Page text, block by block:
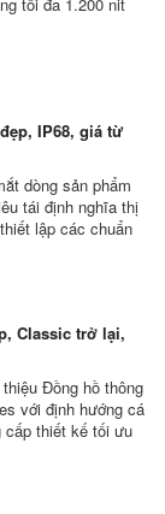
IP68, giá từ
dòng sản phẩm
tái định nghĩa thị
lập các chuẩn
Classic trở lại,
Đồng hồ thông
với định hướng cá
cấp thiết kế tối ưu